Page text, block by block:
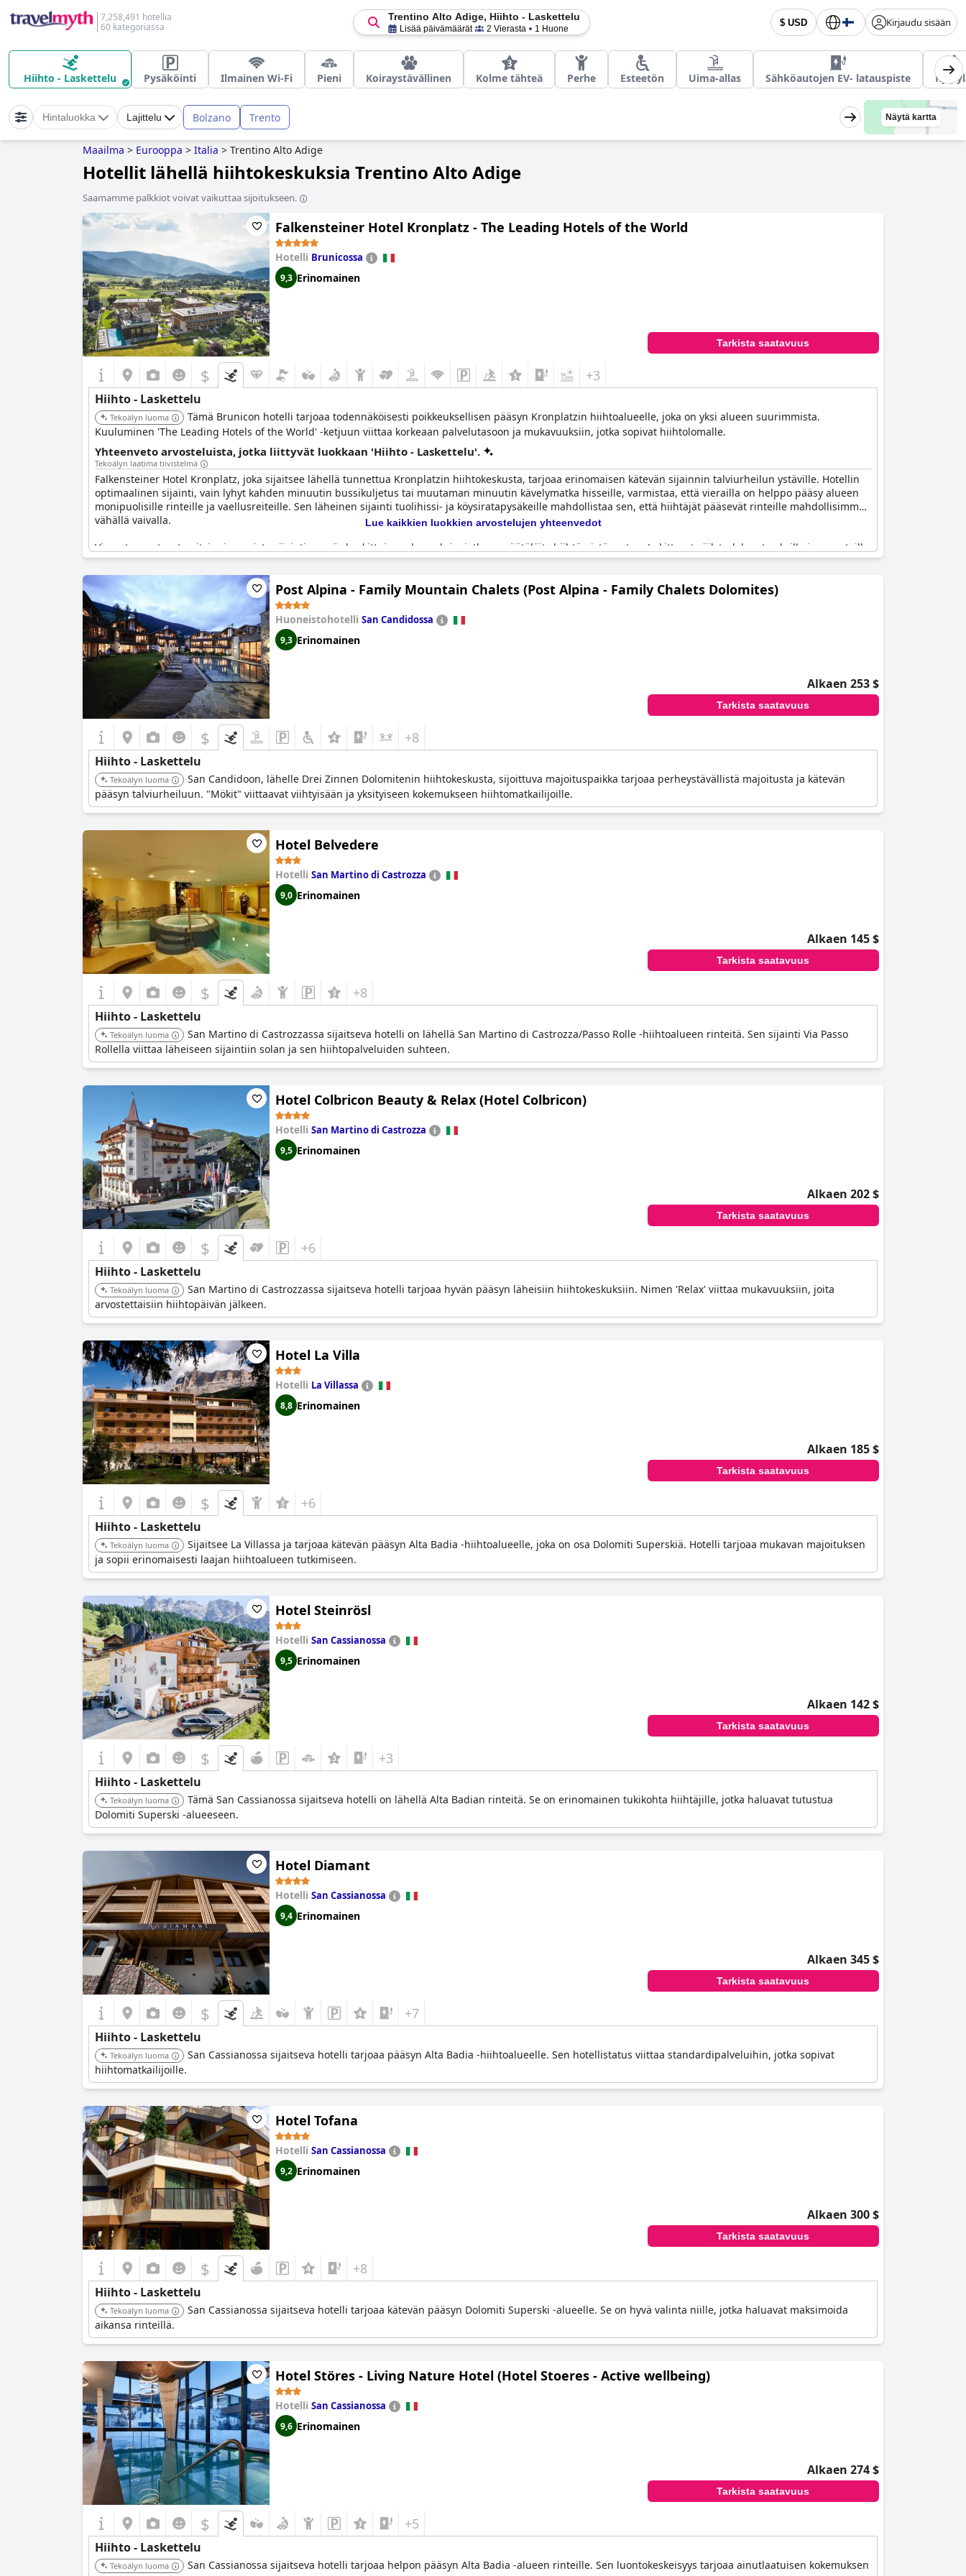
7,258,491 hotellia
60 kategoriassa
$ USD Kirjaudu sisään
Trentino Alto Adige, Hiihto - Laskettelu
Lisää päivämäärät 2 Vierasta 1 Huone
Hiihto - Laskettelu Pysäköinti Ilmainen Wi-Fi Pieni Koiraystävällinen Kolme tähteä Perhe Esteetön Uima-allas Sähköautojen EV- latauspiste
Hintaluokka Lajittelu Bolzano Trento Näytä kartta
Maailma > Eurooppa > Italia > Trentino Alto Adige
Hotellit lähellä hiihtokeskuksia Trentino Alto Adige
Saamamme palkkiot voivat vaikuttaa sijoitukseen.
Falkensteiner Hotel Kronplatz - The Leading Hotels of the World
Hotelli Brunicossa
9,3 Erinomainen
Tarkista saatavuus
$ +3
Hiihto - Laskettelu
Tekoälyn luoma
Tämä Brunicon hotelli tarjoaa todennäköisesti poikkeuksellisen pääsyn Kronplatzin hiihtoalueelle, joka on yksi alueen suurimmista.
Kuuluminen 'The Leading Hotels of the World' -ketjuun viittaa korkeaan palvelutasoon ja mukavuuksiin, jotka sopivat hiihtolomalle.
Yhteenveto arvosteluista, jotka liittyvät luokkaan 'Hiihto - Laskettelu'.
Tekoälyn laatima tiivistelmä
Falkensteiner Hotel Kronplatz, joka sijaitsee lähellä tunnettua Kronplatzin hiihtokeskusta, tarjoaa erinomaisen kätevän sijainnin talviurheilun ystäville. Hotellin
optimaalinen sijainti, vain lyhyt kahden minuutin bussikuljetus tai muutaman minuutin kävelymatka hisseille, varmistaa, että vierailla on helppo pääsy alueen
monipuolisille rinteille ja vaellusreiteille. Sen läheinen sijainti tuolihissi- ja köysiratapysäkeille mahdollistaa sen, että hiihtäjät pääsevät rinteille mahdollisimman
vähällä vaivalla.
Vieraat arvostavat paitsi erinomaista sijaintia, myös harkittuja mukavuuksia, jotka on räätälöity hiihtämistä varten. Lukittavat säilytyslokerot suksille ja varusteille
sekä helposti saatavilla olevat hiihtoliput hotellissa virtaviivaistavat koko kokemuksen. Hiihtobussipalvelu, joka on aina täsmällinen, varmistaa sujuvan
kuljetuksen rinteille ja takaisin. Lisäksi hotellin suksisäilytystilat lisäävät mukavuutta.
Kaiken kaikkiaan Falkensteiner Hotel Kronplatz on erinomainen vuoristohotelli hiihtäjille, joka tarjoaa vertaansa vailla olevan pääsyn Plan de Coronesin
tunnetulle hiihtoalueelle. Sijainnin, mukavuuksien ja helpon saavutettavuuden saumaton yhdistelmä vahvistaa hotellin erinomaiseksi valinnaksi hiihtolomalle.
Lue kaikkien luokkien arvostelujen yhteenvedot
Post Alpina - Family Mountain Chalets (Post Alpina - Family Chalets Dolomites)
Huoneistohotelli San Candidossa
9,3 Erinomainen
Alkaen 253 $
Tarkista saatavuus
$ +8
Hiihto - Laskettelu
Tekoälyn luoma
San Candidoon, lähelle Drei Zinnen Dolomitenin hiihtokeskusta, sijoittuva majoituspaikka tarjoaa perheystävällistä majoitusta ja kätevän
pääsyn talviurheiluun. "Mökit" viittaavat viihtyisään ja yksityiseen kokemukseen hiihtomatkailijoille.
Hotel Belvedere
Hotelli San Martino di Castrozza
9,0 Erinomainen
Alkaen 145 $
Tarkista saatavuus
$ +8
Hiihto - Laskettelu
Tekoälyn luoma
San Martino di Castrozzassa sijaitseva hotelli on lähellä San Martino di Castrozza/Passo Rolle -hiihtoalueen rinteitä. Sen sijainti Via Passo
Rollella viittaa läheiseen sijaintiin solan ja sen hiihtopalveluiden suhteen.
Hotel Colbricon Beauty & Relax (Hotel Colbricon)
Hotelli San Martino di Castrozza
9,5 Erinomainen
Alkaen 202 $
Tarkista saatavuus
$ +6
Hiihto - Laskettelu
Tekoälyn luoma
San Martino di Castrozzassa sijaitseva hotelli tarjoaa hyvän pääsyn läheisiin hiihtokeskuksiin. Nimen 'Relax' viittaa mukavuuksiin, joita
arvostettaisiin hiihtopäivän jälkeen.
Hotel La Villa
Hotelli La Villassa
8,8 Erinomainen
Alkaen 185 $
Tarkista saatavuus
$ +6
Hiihto - Laskettelu
Tekoälyn luoma
Sijaitsee La Villassa ja tarjoaa kätevän pääsyn Alta Badia -hiihtoalueelle, joka on osa Dolomiti Superskiä. Hotelli tarjoaa mukavan majoituksen
ja sopii erinomaisesti laajan hiihtoalueen tutkimiseen.
Hotel Steinrösl
Hotelli San Cassianossa
9,5 Erinomainen
Alkaen 142 $
Tarkista saatavuus
$ +3
Hiihto - Laskettelu
Tekoälyn luoma
Tämä San Cassianossa sijaitseva hotelli on lähellä Alta Badian rinteitä. Se on erinomainen tukikohta hiihtäjille, jotka haluavat tutustua
Dolomiti Superski -alueeseen.
Hotel Diamant
Hotelli San Cassianossa
9,4 Erinomainen
Alkaen 345 $
Tarkista saatavuus
$ +7
Hiihto - Laskettelu
Tekoälyn luoma
San Cassianossa sijaitseva hotelli tarjoaa pääsyn Alta Badia -hiihtoalueelle. Sen hotellistatus viittaa standardipalveluihin, jotka sopivat
hiihtomatkailijoille.
Hotel Tofana
Hotelli San Cassianossa
9,2 Erinomainen
Alkaen 300 $
Tarkista saatavuus
$ +8
Hiihto - Laskettelu
Tekoälyn luoma
San Cassianossa sijaitseva hotelli tarjoaa kätevän pääsyn Dolomiti Superski -alueelle. Se on hyvä valinta niille, jotka haluavat maksimoida
aikansa rinteillä.
Hotel Störes - Living Nature Hotel (Hotel Stoeres - Active wellbeing)
Hotelli San Cassianossa
9,6 Erinomainen
Alkaen 274 $
Tarkista saatavuus
$ +5
Hiihto - Laskettelu
Tekoälyn luoma
San Cassianossa sijaitseva hotelli tarjoaa helpon pääsyn Alta Badia -alueen rinteille. Sen luontokeskeisyys tarjoaa ainutlaatuisen kokemuksen